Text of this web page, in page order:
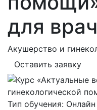
для
Акушерство и
Оставить заявку
Тип обучения: Онлайн